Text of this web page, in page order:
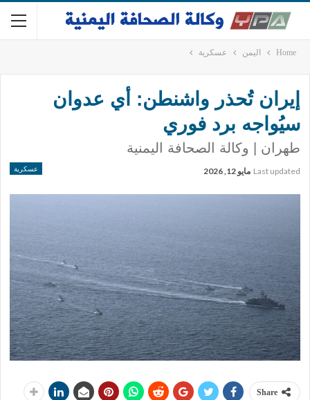
Home اليمن عسكرية
إيران تُحذر واشنطن: أي عدوان
سيُواجه برد فوري
طهران | وكالة الصحافة اليمنية
عسكرية Last updated مايو 12, 2026
Share